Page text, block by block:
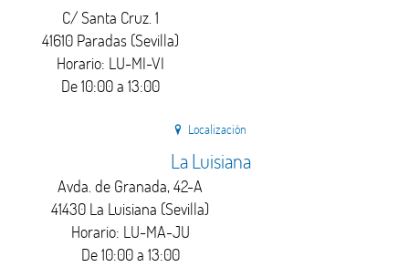
C/ Santa Cruz. 1
41610 Paradas (Sevilla)
Horario: LU-MI-VI
De 10:00 a 13:00
Localización
La Luisiana
Avda. de Granada, 42-A
41430 La Luisiana (Sevilla)
Horario: LU-MA-JU
De 10:00 a 13:00